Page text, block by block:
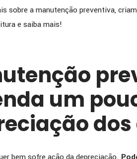
sobre a manutenção preventiva,
e saiba mais!
um